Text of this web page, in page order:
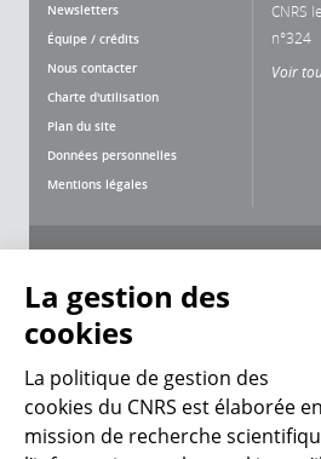
Newsletters
Équipe / crédits
Nous contacter
Charte d'utilisation
Plan du site
Données personnelles
Mentions légales
CNRS
n°324
Voir
CNRS Le Mag
La gestion des
cookies
La politique de gestion des
cookies du CNRS est élaborée
mission de recherche